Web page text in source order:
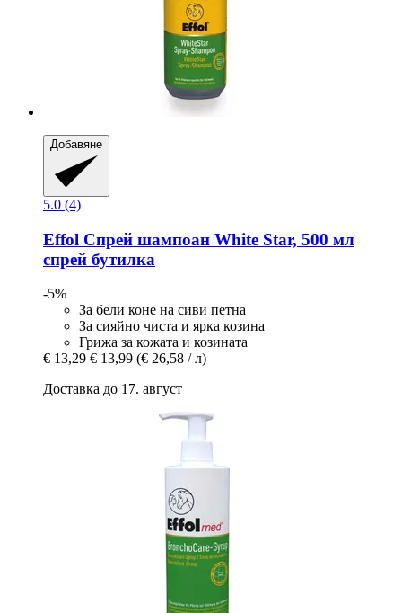
Добавяне
5.0 (4)
Effol Спрей шампоан White Star, 500 мл
спрей бутилка
-5%
За бели коне на сиви петна
За сияйно чиста и ярка козина
Грижа за кожата и козината
€ 13,29 € 13,99 (€ 26,58 / л)
Доставка до 17. август